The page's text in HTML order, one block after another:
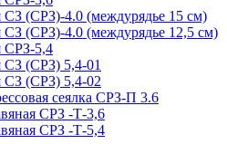
СЗ (СРЗ)-4.0 (междурядье 15 см)
СЗ (СРЗ)-4.0 (междурядье 12,5 см)
СРЗ-5,4
СЗ (СРЗ) 5,4-01
СЗ (СРЗ) 5,4-02
сеялка СРЗ-П 3.6
СРЗ -Т-3,6
СРЗ -Т-5,4